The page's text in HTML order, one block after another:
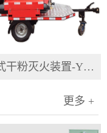
移动式干粉灭火装置-YGFZ系列
更多 +